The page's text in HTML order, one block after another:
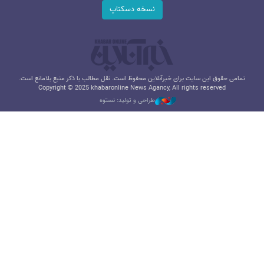
نسخه دسکتاپ
تمامی حقوق این سایت برای خبرآنلاین محفوظ است. نقل مطالب با ذکر منبع بلامانع است.
Copyright © 2025 khabaronline News Agancy, All rights reserved
طراحی و تولید: نستوه